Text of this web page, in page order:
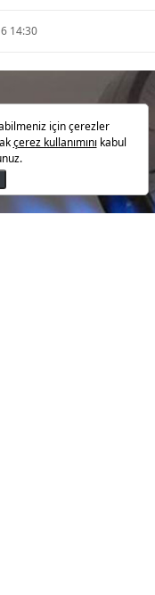
14:30
için çerezler
çerez kullanımını kabul